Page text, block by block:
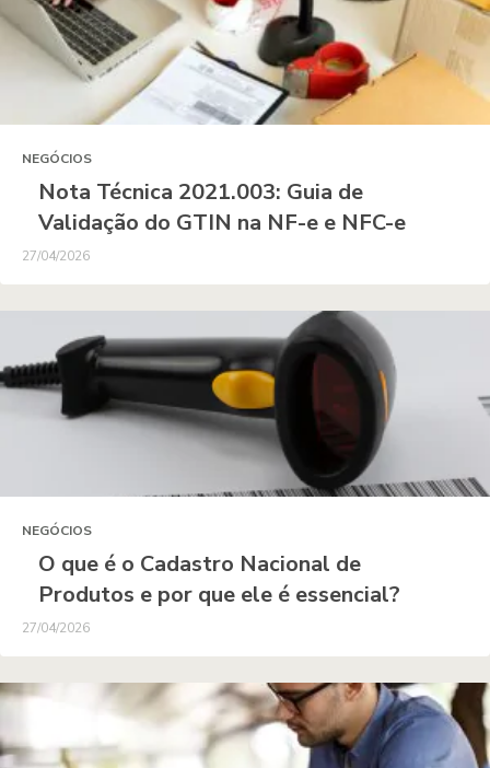
NEGÓCIOS
Nota Técnica 2021.003: Guia de
Validação do GTIN na NF-e e NFC-e
27/04/2026
NEGÓCIOS
O que é o Cadastro Nacional de
Produtos e por que ele é essencial?
27/04/2026